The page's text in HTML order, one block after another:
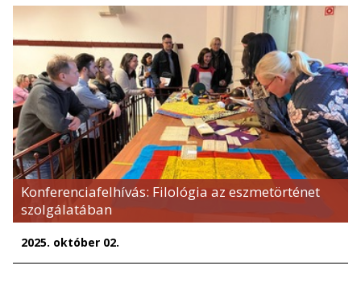
Konferenciafelhívás: Filológia az eszmetörténet
szolgálatában
2025. október 02.